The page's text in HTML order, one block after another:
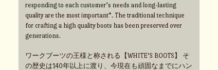
responding to each customer’s needs and long-lasting
quality are the most important”. The traditional technique
for crafting a high quality boots has been preserved over
generations.
ワークブーツの王様と称される【WHITE’S BOOTS】 そ
の歴史は140年以上に渡り、今現在も頑固なまでにハン